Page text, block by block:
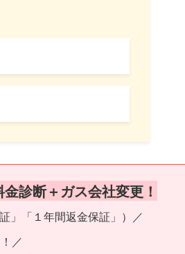
診断＋ガス会社変更！
」「１年間返金保証」）／
／